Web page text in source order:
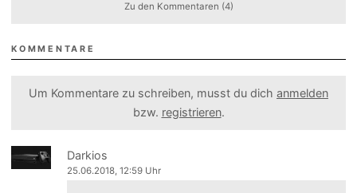
Zu den Kommentaren (4)
KOMMENTARE
Um Kommentare zu schreiben, musst du dich anmelden
bzw. registrieren.
Darkios
25.06.2018, 12:59 Uhr